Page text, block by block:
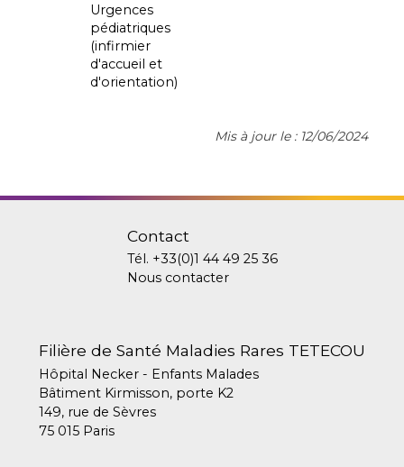
Urgences
pédiatriques
(infirmier
d'accueil et
d'orientation)
Mis à jour le : 12/06/2024
Contact
Tél. +33(0)1 44 49 25 36
Nous contacter
Filière de Santé Maladies Rares TETECOU
Hôpital Necker - Enfants Malades
Bâtiment Kirmisson, porte K2
149, rue de Sèvres
75 015 Paris